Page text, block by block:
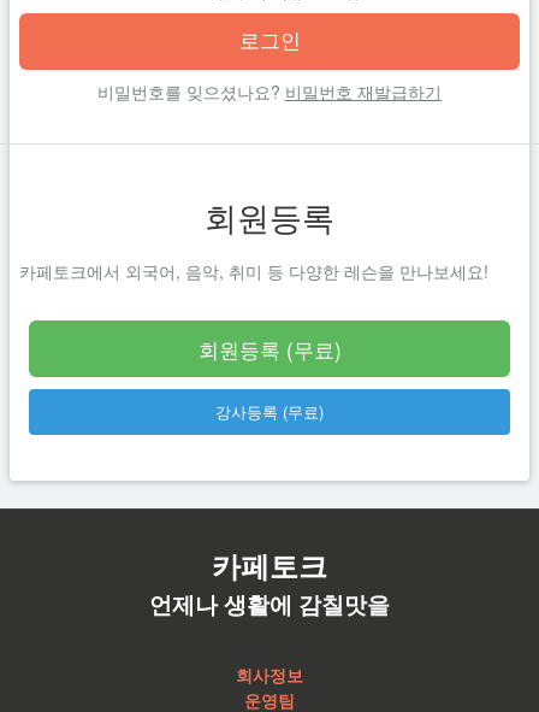
비밀번호를 잊으셨나요? 비밀번호 재발급하기
회원등록
카페토크에서 외국어, 음악, 취미 등 다양한 레슨을 만나보세요!
회원등록 (무료)
강사등록 (무료)
카페토크
언제나 생활에 감칠맛을
회사정보
운영팀